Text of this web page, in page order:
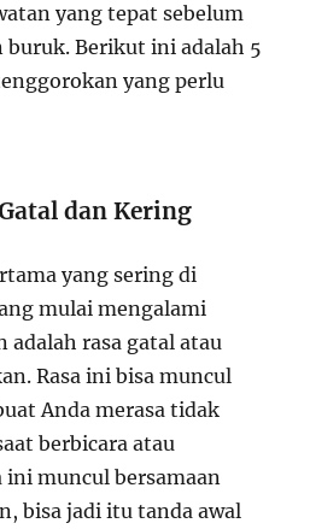
yang tepat sebelum
Berikut ini adalah 5
yang perlu
dan Kering
yang sering di
mulai mengalami
adalah rasa gatal atau
Rasa ini bisa muncul
Anda merasa tidak
berbicara atau
ini muncul bersamaan
bisa jadi itu tanda awal